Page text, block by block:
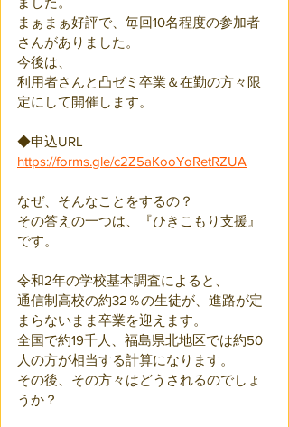
まぁまぁ好評で、毎回10名程度の参加者
さんがありました。
今後は、
利用者さんと凸ゼミ卒業＆在勤の方々限
定にして開催します。
◆申込URL
https://forms.gle/c2Z5aKooYoRetRZUA
なぜ、そんなことをするの？
その答えの一つは、『ひきこもり支援』
です。
令和2年の学校基本調査によると、
通信制高校の約32％の生徒が、進路が定
まらないまま卒業を迎えます。
全国で約19千人、福島県北地区では約50
人の方が相当する計算になります。
その後、その方々はどうされるのでしょ
うか？